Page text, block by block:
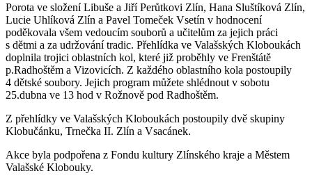
Porota ve složení Libuše a Jiří Perůtkovi Zlín, Hana Sluštíková Zlín,
Lucie Uhlíková Zlín a Pavel Tomeček Vsetín v hodnocení
poděkovala všem vedoucím souborů a učitelům za jejich práci
s dětmi a za udržování tradic. Přehlídka ve Valašských Kloboukách
doplnila trojici oblastních kol, které již proběhly ve Frenštátě
p.Radhoštěm a Vizovicích. Z každého oblastního kola postoupily
4 dětské soubory. Jejich program můžete shlédnout v sobotu
25.dubna ve 13 hod v Rožnově pod Radhoštěm.
Z přehlídky ve Valašských Kloboukách postoupily dvě skupiny
Klobučánku, Trnečka II. Zlín a Vsacánek.
Akce byla podpořena z Fondu kultury Zlínského kraje a Městem
Valašské Klobouky.